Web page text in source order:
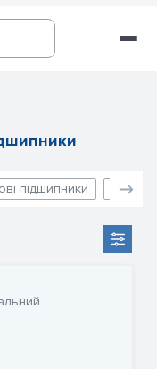
підшипники